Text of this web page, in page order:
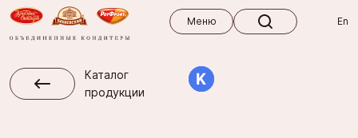
Меню
En
Каталог
продукции